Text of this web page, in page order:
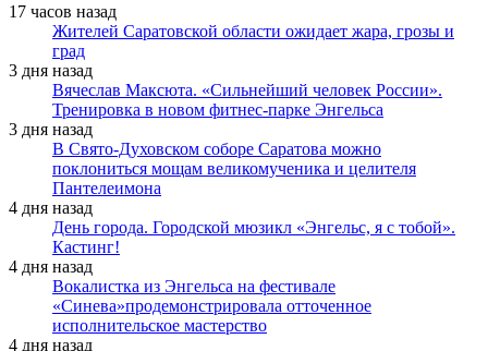
17 часов назад
Жителей Саратовской области ожидает жара, грозы и
град
3 дня назад
Вячеслав Максюта. «Сильнейший человек России».
Тренировка в новом фитнес-парке Энгельса
3 дня назад
В Свято-Духовском соборе Саратова можно
поклониться мощам великомученика и целителя
Пантелеимона
4 дня назад
День города. Городской мюзикл «Энгельс, я с тобой».
Кастинг!
4 дня назад
Вокалистка из Энгельса на фестивале
«Синева»продемонстрировала отточенное
исполнительское мастерство
4 дня назад